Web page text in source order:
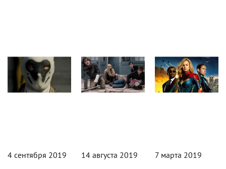
4 сентября 2019 14 августа 2019 7 марта 2019